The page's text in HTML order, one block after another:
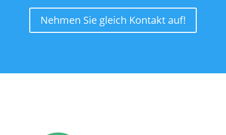
Nehmen Sie gleich Kontakt auf!